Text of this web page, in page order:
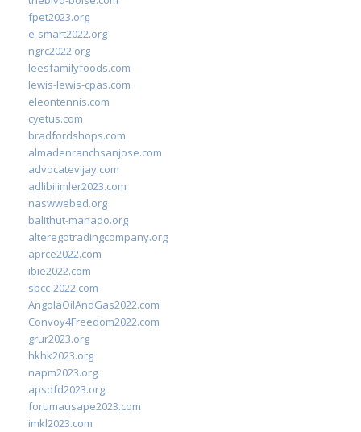
fpet2023.org
e-smart2022.org
ngrc2022.org
leesfamilyfoods.com
lewis-lewis-cpas.com
eleontennis.com
cyetus.com
bradfordshops.com
almadenranchsanjose.com
advocatevijay.com
adlibilimler2023.com
naswwebed.org
balithut-manado.org
alteregotradingcompany.org
aprce2022.com
ibie2022.com
sbcc-2022.com
AngolaOilAndGas2022.com
Convoy4Freedom2022.com
grur2023.org
hkhk2023.org
napm2023.org
apsdfd2023.org
forumausape2023.com
imkl2023.com